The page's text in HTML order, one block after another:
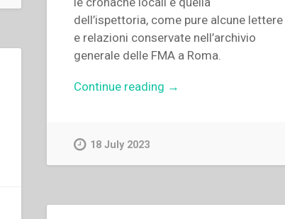
dell’ispettoria, come pure alcune lettere
e relazioni conservate nell’archivio
generale delle FMA a Roma.
Continue reading “Katharina
Maria
→
18 July 2023